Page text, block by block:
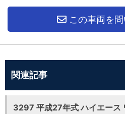
この車両を
関連記事
3297 平成27年式 ハイエース